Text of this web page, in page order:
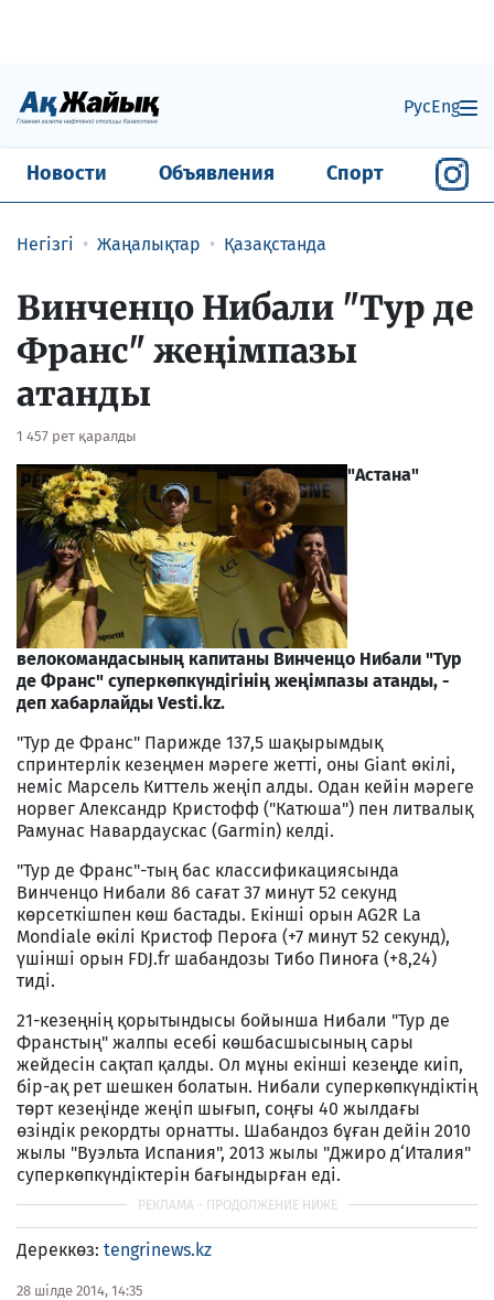
РусEng
Новости Объявления Спорт
Негізгі Жаңалықтар Қазақстанда
Винченцо Нибали "Тур де
Франс" жеңімпазы
атанды
1 457 рет қаралды
"Астана"
велокомандасының капитаны Винченцо Нибали "Тур
де Франс" суперкөпкүндігінің жеңімпазы атанды, -
деп хабарлайды Vesti.kz.
"Тур де Франс" Парижде 137,5 шақырымдық
спринтерлік кезеңмен мәреге жетті, оны Giant өкілі,
неміс Марсель Киттель жеңіп алды. Одан кейін мәреге
норвег Александр Кристофф ("Катюша") пен литвалық
Рамунас Навардаускас (Garmin) келді.
"Тур де Франс"-тың бас классификациясында
Винченцо Нибали 86 сағат 37 минут 52 секунд
көрсеткішпен көш бастады. Екінші орын AG2R La
Mondiale өкілі Кристоф Пероға (+7 минут 52 секунд),
үшінші орын FDJ.fr шабандозы Тибо Пиноға (+8,24)
тиді.
21-кезеңнің қорытындысы бойынша Нибали "Тур де
Франстың" жалпы есебі көшбасшысының сары
жейдесін сақтап қалды. Ол мұны екінші кезеңде киіп,
бір-ақ рет шешкен болатын. Нибали суперкөпкүндіктің
төрт кезеңінде жеңіп шығып, соңғы 40 жылдағы
өзіндік рекордты орнатты. Шабандоз бұған дейін 2010
жылы "Вуэльта Испания", 2013 жылы "Джиро д‘Италия"
суперкөпкүндіктерін бағындырған еді.
Дереккөз: tengrinews.kz
28 шілде 2014, 14:35